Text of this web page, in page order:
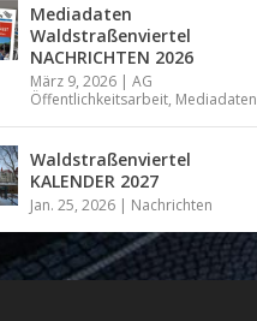
Mediadaten
Waldstraßenviertel
NACHRICHTEN 2026
März 9, 2026 |AG
Öffentlichkeitsarbeit, Mediadaten
Waldstraßenviertel
KALENDER 2027
Jan. 25, 2026 | Nachrichten